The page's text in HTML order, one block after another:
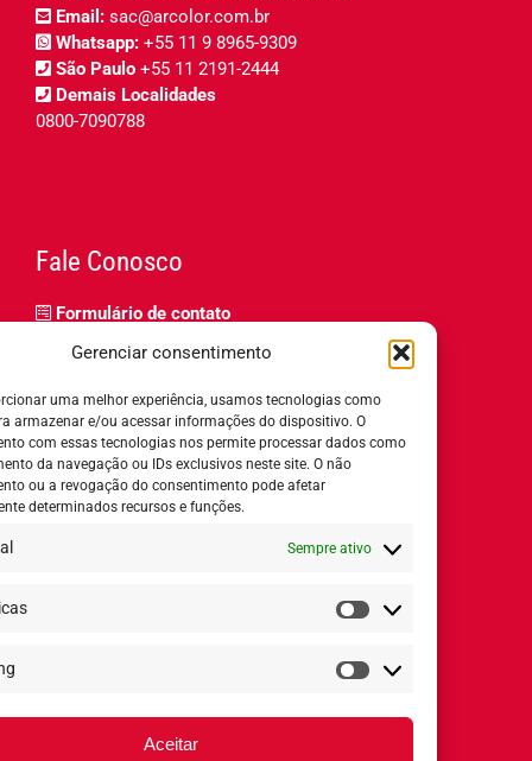
Gerenciar consentimento
uma melhor experiência, usamos tecnologias como
armazenar e/ou acessar informações do dispositivo. O
com essas tecnologias nos permite processar dados como
da navegação ou IDs exclusivos neste site. O não
ou a revogação do consentimento pode afetar
determinados recursos e funções.
Sempre ativo
Estatísticas
Marketing
Aceitar
Email: sac@arcolor.com.br
Whatsapp: +55 11 9 8965-9309
São Paulo +55 11 2191-2444
Demais Localidades
0800-7090788
Fale Conosco
Formulário de contato
Horário de Atendimento:
8h ás 18h